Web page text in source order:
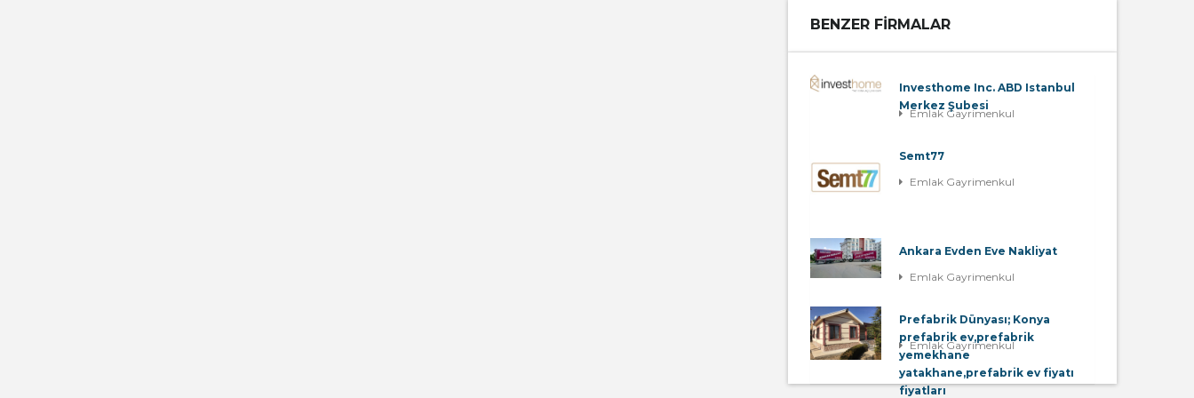
BENZER FIRMALAR
Investhome Inc. ABD Istanbul
Merkez Şubesi
Emlak Gayrimenkul
Semt77
Emlak Gayrimenkul
Ankara Evden Eve Nakliyat
Emlak Gayrimenkul
Prefabrik Dünyası; Konya
prefabrik ev,prefabrik
yemekhane
yatakhane,prefabrik ev fiyatı
fiyatları
Emlak Gayrimenkul